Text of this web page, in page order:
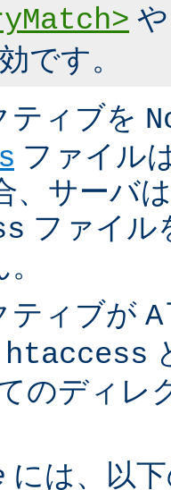
です。
ティブを
ファイル
、サーバ
ファイル
ティブが
のディレ
には、以